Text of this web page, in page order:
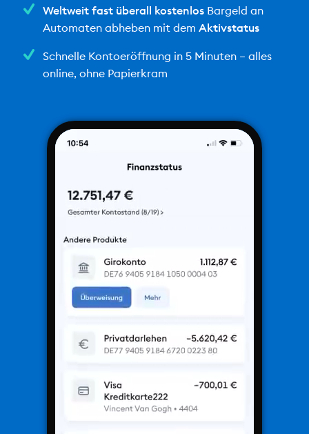
Weltweit fast überall kostenlosBargeld an
Automaten abheben mit dem Aktivstatus
Schnelle Kontoeröffnung in 5 Minuten – alles
online, ohne Papierkram